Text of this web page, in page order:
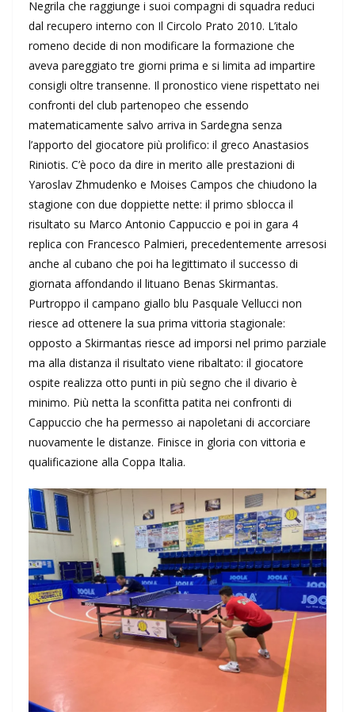
Negrila che raggiunge i suoi compagni di squadra reduci
dal recupero interno con Il Circolo Prato 2010. L’italo
romeno decide di non modificare la formazione che
aveva pareggiato tre giorni prima e si limita ad impartire
consigli oltre transenne. Il pronostico viene rispettato nei
confronti del club partenopeo che essendo
matematicamente salvo arriva in Sardegna senza
l’apporto del giocatore più prolifico: il greco Anastasios
Riniotis. C’è poco da dire in merito alle prestazioni di
Yaroslav Zhmudenko e Moises Campos che chiudono la
stagione con due doppiette nette: il primo sblocca il
risultato su Marco Antonio Cappuccio e poi in gara 4
replica con Francesco Palmieri, precedentemente arresosi
anche al cubano che poi ha legittimato il successo di
giornata affondando il lituano Benas Skirmantas.
Purtroppo il campano giallo blu Pasquale Vellucci non
riesce ad ottenere la sua prima vittoria stagionale:
opposto a Skirmantas riesce ad imporsi nel primo parziale
ma alla distanza il risultato viene ribaltato: il giocatore
ospite realizza otto punti in più segno che il divario è
minimo. Più netta la sconfitta patita nei confronti di
Cappuccio che ha permesso ai napoletani di accorciare
nuovamente le distanze. Finisce in gloria con vittoria e
qualificazione alla Coppa Italia.